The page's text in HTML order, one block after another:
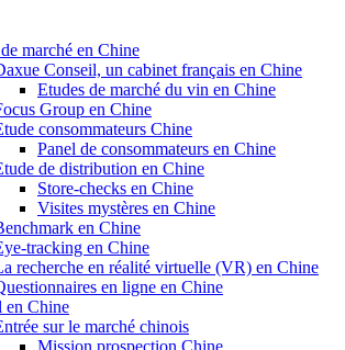
marché en Chine
Conseil, un cabinet français en Chine
Etudes de marché du vin en Chine
Group en Chine
consommateurs Chine
Panel de consommateurs en Chine
de distribution en Chine
Store-checks en Chine
Visites mystères en Chine
en Chine
tracking en Chine
recherche en réalité virtuelle (VR) en Chine
en ligne en Chine
en Chine
sur le marché chinois
Mission prospection Chine